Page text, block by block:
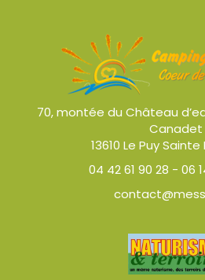
70, montée du Château
Canadet
13610 Le Puy
04 42 61 90 28 - 06